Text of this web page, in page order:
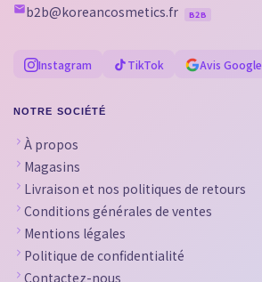
b2b@koreancosmetics.fr
B2B
Instagram TikTok Avis Google
NOTRE SOCIÉTÉ
À propos
Magasins
Livraison et nos politiques de retours
Conditions générales de ventes
Mentions légales
Politique de confidentialité
Contactez-nous